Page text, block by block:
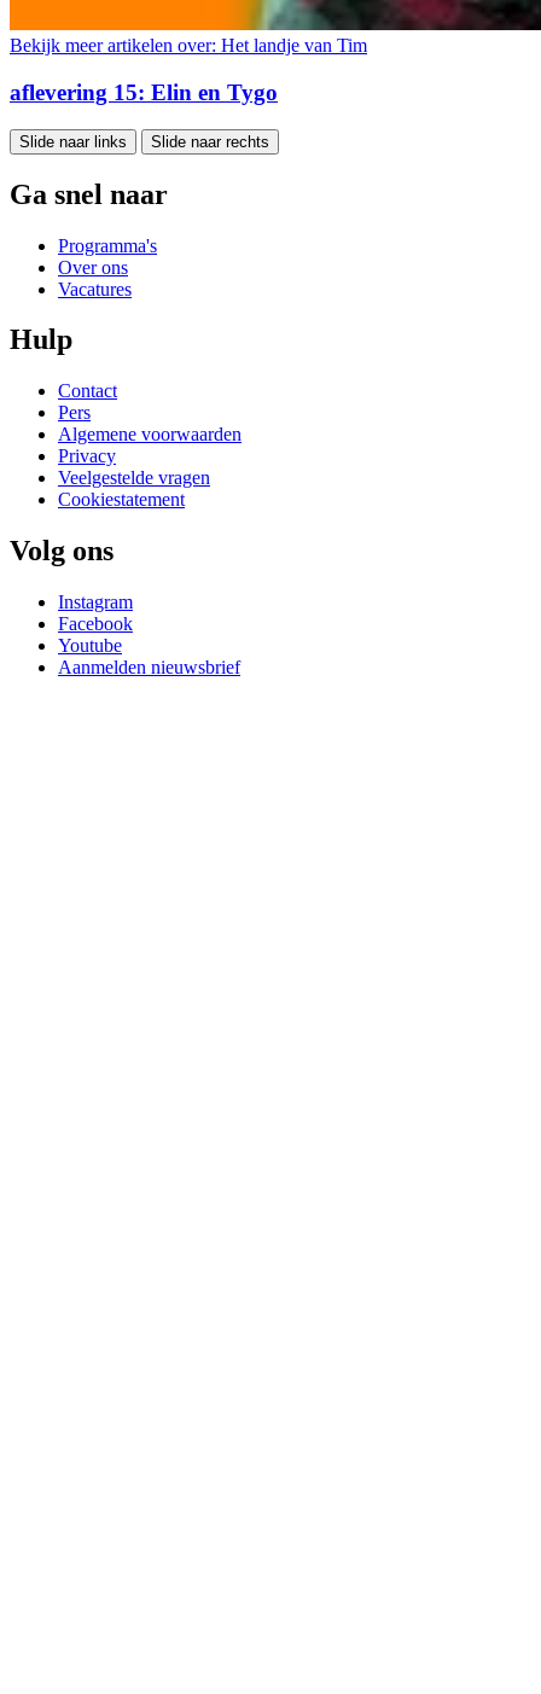
Bekijk meer artikelen over: Het landje van Tim
aflevering 15: Elin en Tygo
Slide naar links Slide naar rechts
Ga snel naar
Programma's
Over ons
Vacatures
Hulp
Contact
Pers
Algemene voorwaarden
Privacy
Veelgestelde vragen
Cookiestatement
Volg ons
Instagram
Facebook
Youtube
Aanmelden nieuwsbrief